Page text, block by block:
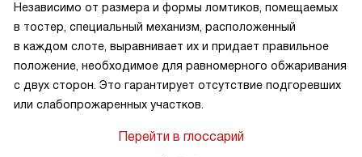
Независимо от размера и формы ломтиков, помещаемых
в тостер, специальный механизм, расположенный
в каждом слоте, выравнивает их и придает правильное
положение, необходимое для равномерного обжаривания
с двух сторон. Это гарантирует отсутствие подгоревших
или слабопрожаренных участков.
Перейти в глоссарий